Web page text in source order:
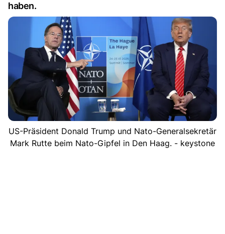
haben.
US-Präsident Donald Trump und Nato-Generalsekretär
Mark Rutte beim Nato-Gipfel in Den Haag. - keystone